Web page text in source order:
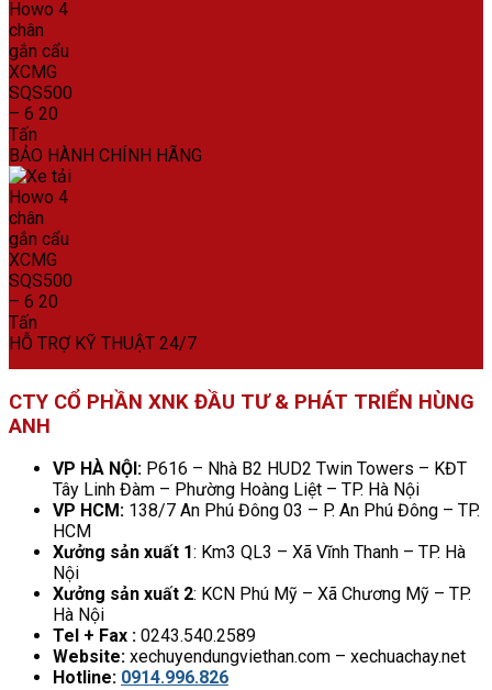
BẢO HÀNH CHÍNH HÃNG
HỖ TRỢ KỸ THUẬT 24/7
CTY CỔ PHẦN XNK ĐẦU TƯ & PHÁT TRIỂN HÙNG
ANH
VP HÀ NỘI: P616 – Nhà B2 HUD2 Twin Towers – KĐT
Tây Linh Đàm – Phường Hoàng Liệt – TP. Hà Nội
VP HCM: 138/7 An Phú Đông 03 – P. An Phú Đông – TP.
HCM
Xưởng sản xuất 1: Km3 QL3 – Xã Vĩnh Thanh – TP. Hà
Nội
Xưởng sản xuất 2: KCN Phú Mỹ – Xã Chương Mỹ – TP.
Hà Nội
Tel + Fax : 0243.540.2589
Website: xechuyendungviethan.com – xechuachay.net
Hotline: 0914.996.826